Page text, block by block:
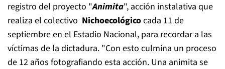
registro del proyecto "Animita", acción instalativa que
realiza el colectivo Nichoecológicocada 11 de
septiembre en el Estadio Nacional, para recordar a las
víctimas de la dictadura. "Con esto culmina un proceso
de 12 años fotografiando esta acción. Una animita se